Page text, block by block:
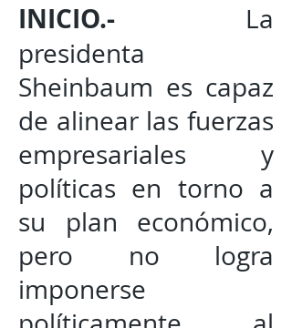
INICIO.- La
presidenta
Sheinbaum es capaz
de alinear las fuerzas
empresariales y
políticas en torno a
su plan económico,
pero no logra
imponerse